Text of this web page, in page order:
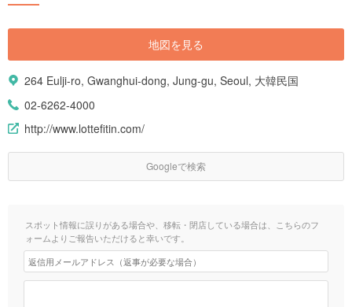
地図を見る
264 Eulji-ro, Gwanghui-dong, Jung-gu, Seoul, 大韓民国
02-6262-4000
http://www.lottefitin.com/
Googleで検索
スポット情報に誤りがある場合や、移転・閉店している場合は、こちらのフ
ォームよりご報告いただけると幸いです。